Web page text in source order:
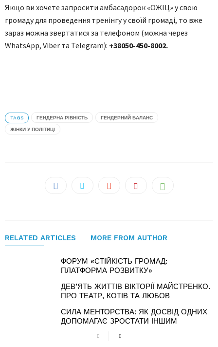
Якщо ви хочете запросити амбасадорок «ОЖІЦ» у свою
громаду для проведення тренінгу у своїй громаді, то вже
зараз можна звертатися за телефоном (можна через
WhatsApp, Viber та Telegram): +38050-450-8002.
TAGS ГЕНДЕРНА РІВНІСТЬ ГЕНДЕРНИЙ БАЛАНС
ЖІНКИ У ПОЛІТИЦІ
RELATED ARTICLES MORE FROM AUTHOR
ФОРУМ «СТІЙКІСТЬ ГРОМАД:
ПЛАТФОРМА РОЗВИТКУ»
ДЕВ’ЯТЬ ЖИТТІВ ВІКТОРІЇ МАЙСТРЕНКО.
ПРО ТЕАТР, КОТІВ ТА ЛЮБОВ
СИЛА МЕНТОРСТВА: ЯК ДОСВІД ОДНИХ
ДОПОМАГАЄ ЗРОСТАТИ ІНШИМ